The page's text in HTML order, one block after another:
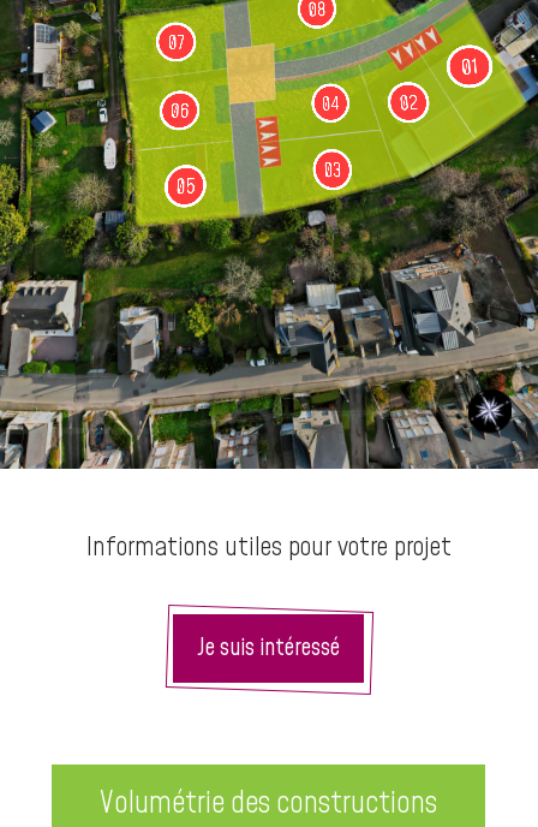
Informations utiles pour votre projet
Je suis intéressé
Volumétrie des constructions